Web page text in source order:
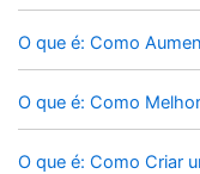
O que é: Como
O que é: Como
O que é: Como Criar